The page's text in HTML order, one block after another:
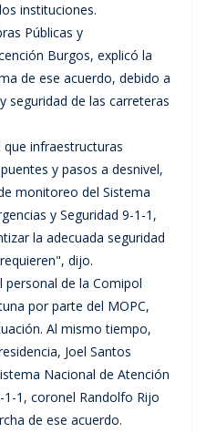
instituciones.
Públicas y
Burgos, explicó la
de ese acuerdo, debido a
seguridad de las carreteras
infraestructuras
y pasos a desnivel,
monitoreo del Sistema
y Seguridad 9-1-1,
la adecuada seguridad
dijo.
personal de la Comipol
por parte del MOPC,
Al mismo tiempo,
Joel Santos
Nacional de Atención
1-1, coronel Randolfo Rijo
de ese acuerdo.